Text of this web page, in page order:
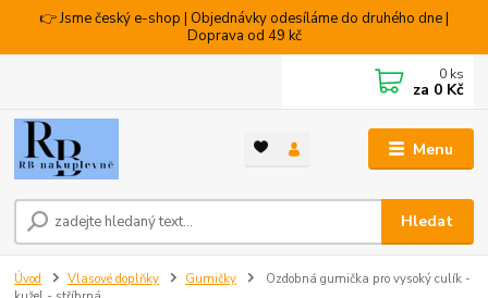
👉 Jsme český e-shop | Objednávky odesíláme do druhého dne |
Doprava od 49 kč
Menu
Hledat
0 ks
za 0 Kč
Úvod Vlasové doplňky Gumičky
Ozdobná gumička pro vysoký culík -